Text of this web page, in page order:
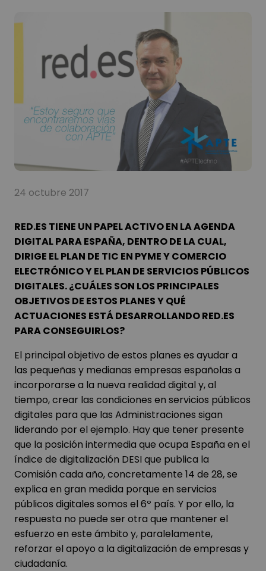
24 octubre 2017
RED.ES TIENE UN PAPEL ACTIVO EN LA AGENDA
DIGITAL PARA ESPAÑA, DENTRO DE LA CUAL,
DIRIGE EL PLAN DE TIC EN PYME Y COMERCIO
ELECTRÓNICO Y EL PLAN DE SERVICIOS PÚBLICOS
DIGITALES. ¿CUÁLES SON LOS PRINCIPALES
OBJETIVOS DE ESTOS PLANES Y QUÉ
ACTUACIONES ESTÁ DESARROLLANDO RED.ES
PARA CONSEGUIRLOS?
El principal objetivo de estos planes es ayudar a
las pequeñas y medianas empresas españolas a
incorporarse a la nueva realidad digital y, al
tiempo, crear las condiciones en servicios públicos
digitales para que las Administraciones sigan
liderando por el ejemplo. Hay que tener presente
que la posición intermedia que ocupa España en el
índice de digitalización DESI que publica la
Comisión cada año, concretamente 14 de 28, se
explica en gran medida porque en servicios
públicos digitales somos el 6º país. Y por ello, la
respuesta no puede ser otra que mantener el
esfuerzo en este ámbito y, paralelamente,
reforzar el apoyo a la digitalización de empresas y
ciudadanía.